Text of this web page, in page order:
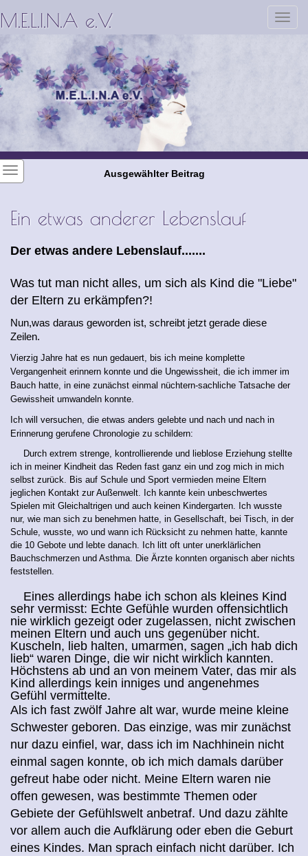
M.E.L.I.N.A e.V.
Ausgewählter Beitrag
Ein etwas anderer Lebenslauf
Der etwas andere Lebenslauf.......
Was tut man nicht alles, um sich als Kind die "Liebe"
der Eltern zu erkämpfen?!
Nun,was daraus geworden ist, schreibt jetzt gerade diese
Zeilen.
Vierzig Jahre hat es nun gedauert, bis ich meine komplette
Vergangenheit erinnern konnte und die Ungewissheit, die ich immer im
Bauch hatte, in eine zunächst einmal nüchtern-sachliche Tatsache der
Gewissheit umwandeln konnte.
Ich will versuchen, die etwas anders gelebte und nach und nach in
Erinnerung gerufene Chronologie zu schildern:
Durch extrem strenge, kontrollierende und lieblose Erziehung stellte
ich in meiner Kindheit das Reden fast ganz ein und zog mich in mich
selbst zurück. Bis auf Schule und Sport vermieden meine Eltern
jeglichen Kontakt zur Außenwelt. Ich kannte kein unbeschwertes
Spielen mit Gleichaltrigen und auch keinen Kindergarten. Ich wusste
nur, wie man sich zu benehmen hatte, in Gesellschaft, bei Tisch, in der
Schule, wusste, wo und wann ich Rücksicht zu nehmen hatte, kannte
die 10 Gebote und lebte danach. Ich litt oft unter unerklärlichen
Bauchschmerzen und Asthma. Die Ärzte konnten organisch aber nichts
feststellen.
Eines allerdings habe ich schon als kleines Kind
sehr vermisst: Echte Gefühle wurden offensichtlich
nie wirklich gezeigt oder zugelassen, nicht zwischen
meinen Eltern und auch uns gegenüber nicht.
Kuscheln, lieb halten, umarmen, sagen „ich hab dich
lieb“ waren Dinge, die wir nicht wirklich kannten.
Höchstens ab und an von meinem Vater, das mir als
Kind allerdings kein inniges und angenehmes
Gefühl vermittelte.
Als ich fast zwölf Jahre alt war, wurde meine kleine
Schwester geboren. Das einzige, was mir zunächst
nur dazu einfiel, war, dass ich im Nachhinein nicht
einmal sagen konnte, ob ich mich damals darüber
gefreut habe oder nicht. Meine Eltern waren nie
offen gewesen, was bestimmte Themen oder
Gebiete der Gefühlswelt anbetraf. Und dazu zählte
vor allem auch die Aufklärung oder eben die Geburt
eines Kindes. Man sprach einfach nicht darüber. Ich